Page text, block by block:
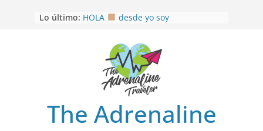
Lo último: HOLA
desde yo soy
EL SENDERO DEL CACAO: Excelente
opción
HOSPEDAJE AL NATURALSHH !!
OTRA PERSPECTIVA de RÍO EL
MULITO!
The Adrenaline